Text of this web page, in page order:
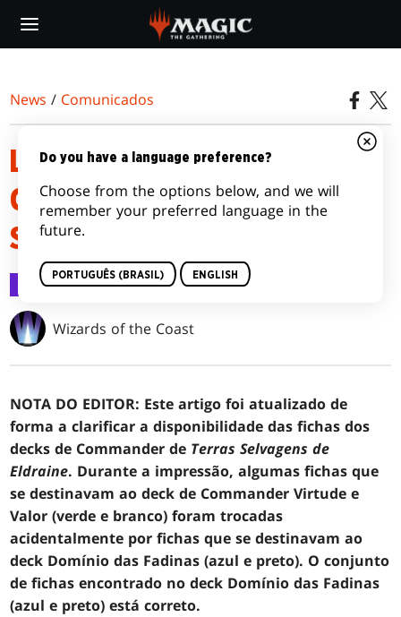
main
News / Comunicados
LISTAS DOS DECKS DE
COMMANDER DE TERRAS
SELVAGENS DE ELDRAINE
Comunicados 23 ago 2023
Wizards of the Coast
NOTA DO EDITOR: Este artigo foi atualizado de
forma a clarificar a disponibilidade das fichas dos
decks de Commander de Terras Selvagens de
Eldraine. Durante a impressão, algumas fichas que
se destinavam ao deck de Commander Virtude e
Valor (verde e branco) foram trocadas
acidentalmente por fichas que se destinavam ao
deck Domínio das Fadinas (azul e preto). O conjunto
de fichas encontrado no deck Domínio das Fadinas
(azul e preto) está correto.
Do you have a language preference?
Choose from the options below, and we will
remember your preferred language in the
future.
PORTUGUÊS (BRASIL) ENGLISH